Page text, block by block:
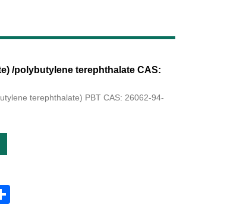
/polybutylene terephthalate CAS:
terephthalate) PBT CAS: 26062-94-
Share